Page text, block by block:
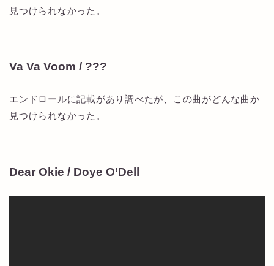
見つけられなかった。
Va Va Voom / ???
エンドロールに記載があり調べたが、この曲がどんな曲か
見つけられなかった。
Dear Okie / Doye O’Dell